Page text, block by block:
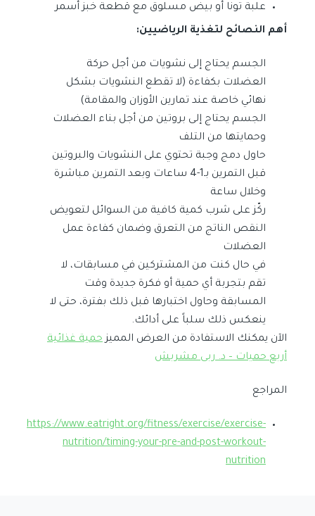
علبة تونا أو بيض مسلوق مع قطعة خبز أسمر
أهم النصائح لتغذية الرياضيين:
الجسم يحتاج إلى نشويات من أجل حركة
العضلات بكفاءة (لا تقطع النشويات بشكل
نهائي خاصة عند تمارين الأوزان والمقامة)
الجسم يحتاج إلى بروتين من أجل بناء العضلات
وحمايتها من التلف
حاول دمج وجبة تحتوي على النشويات والبروتين
قبل التمرين بـ1-4 ساعات وبعد التمرين مباشرة
وخلال ساعة
ركّز على شرب كمية كافية من السوائل لتعويض
النقص الناتج من التعرق وضمان كفاءة عمل
العضلات
في حال كنت من المشتركين في مسابقات، لا
تقم بتجربة أي حمية أو فكرة جديدة وقت
المسابقة وحاول اختبارها قبل ذلك بفترة، حتى لا
ينعكس ذلك سلباً على أدائك.
الآن يمكنك الاستفادة من العرض المميزحمية غذائية
أربع حميات – د. ربى مشربش
المراجع
https://www.eatright.org/fitness/exercise/exercise-
nutrition/timing-your-pre-and-post-workout-
nutrition